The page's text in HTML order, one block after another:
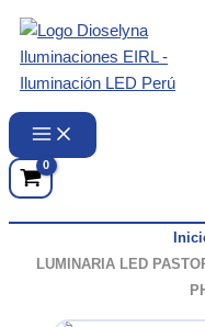
contenido
LUMINARIA LED